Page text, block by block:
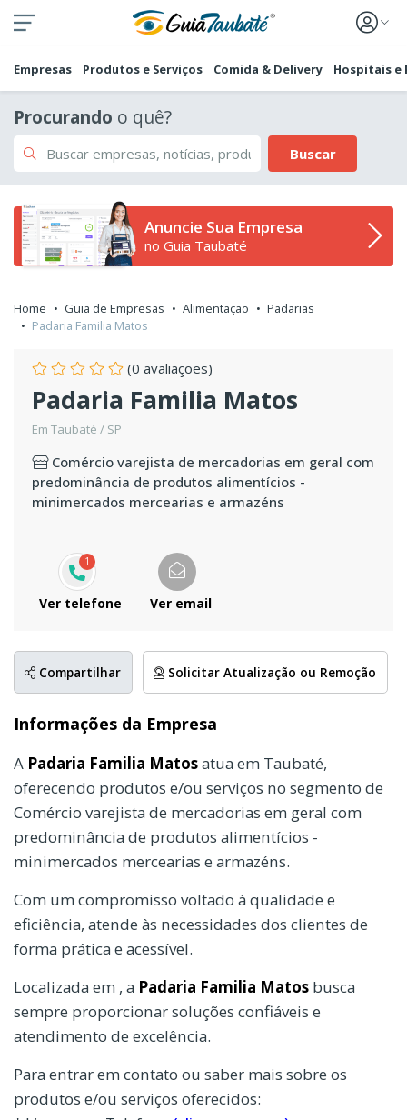
Empresas Produtos e Serviços Comida & Delivery Hospitais e
Procurando o quê?
Buscar
Anuncie Sua Empresa
no Guia Taubaté
Home Guia de Empresas Alimentação
Padarias
Padaria Familia Matos
(0 avaliações)
Padaria Familia Matos
Em Taubaté / SP
Comércio varejista de mercadorias em geral com
predominância de produtos alimentícios -
minimercados mercearias e armazéns
1
Ver telefone Ver email
Compartilhar Solicitar Atualização ou Remoção
Informações da Empresa
A Padaria Familia Matosatua em Taubaté,
oferecendo produtos e/ou serviços no segmento de
Comércio varejista de mercadorias em geral com
predominância de produtos alimentícios -
minimercados mercearias e armazéns.
Com um compromisso voltado à qualidade e
eficiência, atende às necessidades dos clientes de
forma prática e acessível.
Localizada em , a Padaria Familia Matos busca
sempre proporcionar soluções confiáveis e
atendimento de excelência.
Para entrar em contato ou saber mais sobre os
produtos e/ou serviços oferecidos: